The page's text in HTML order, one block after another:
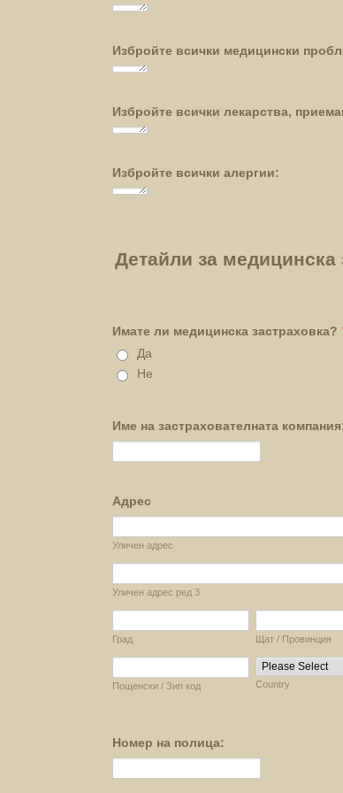
Избройте всички медицински
Избройте всички лекарства,
Избройте всички алергии:
Детайли за медицинска
Имате ли медицинска застраховка?
Да
Не
Име на застрахователната
Адрес
Уличен адрес
Уличен адрес ред 3
Град Щат / Провинция
Пощенски / Зип код Country
Номер на полица: